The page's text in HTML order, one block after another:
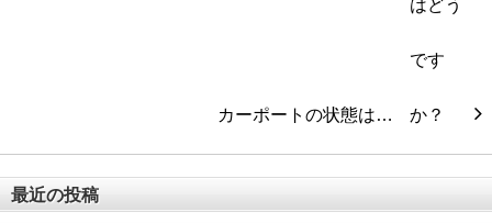
カーポートの状態は…
最近の投稿